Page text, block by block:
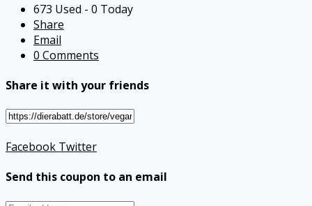
673 Used - 0 Today
Share
Email
0 Comments
Share it with your friends
Facebook Twitter
Send this coupon to an email